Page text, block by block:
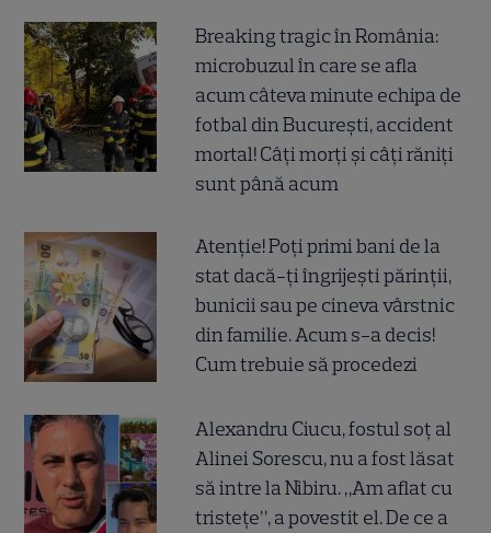
Breaking tragic în România:
microbuzul în care se afla
acum câteva minute echipa de
fotbal din București, accident
mortal! Câți morți și câți răniți
sunt până acum
Atenție! Poți primi bani de la
stat dacă-ți îngrijești părinții,
bunicii sau pe cineva vârstnic
din familie. Acum s-a decis!
Cum trebuie să procedezi
Alexandru Ciucu, fostul soț al
Alinei Sorescu, nu a fost lăsat
să intre la Nibiru. „Am aflat cu
tristețe”, a povestit el. De ce a